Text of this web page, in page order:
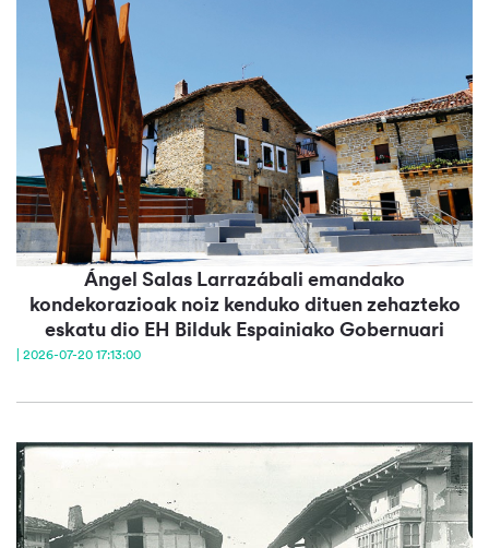
Ángel Salas Larrazábali emandako
kondekorazioak noiz kenduko dituen zehazteko
eskatu dio EH Bilduk Espainiako Gobernuari
| 2026-07-20 17:13:00